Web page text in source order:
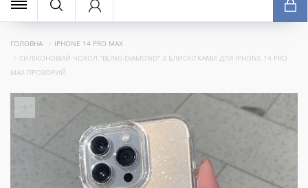
ГОЛОВНА
IPHONE 14 PRO MAX
СИЛІКОНОВИЙ ЧОХОЛ "BLING DIAMOND" З БЛИСКІТКАМИ ДЛЯ IPHONE 14 PRO
MAX ПРОЗОРИЙ
+